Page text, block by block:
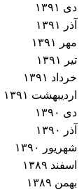
دی ۱۳۹۱
آذر ۱۳۹۱
مهر ۱۳۹۱
تیر ۱۳۹۱
خرداد ۱۳۹۱
اردیبهشت ۱۳۹۱
دی ۱۳۹۰
آذر ۱۳۹۰
شهریور ۱۳۹۰
اسفند ۱۳۸۹
بهمن ۱۳۸۹